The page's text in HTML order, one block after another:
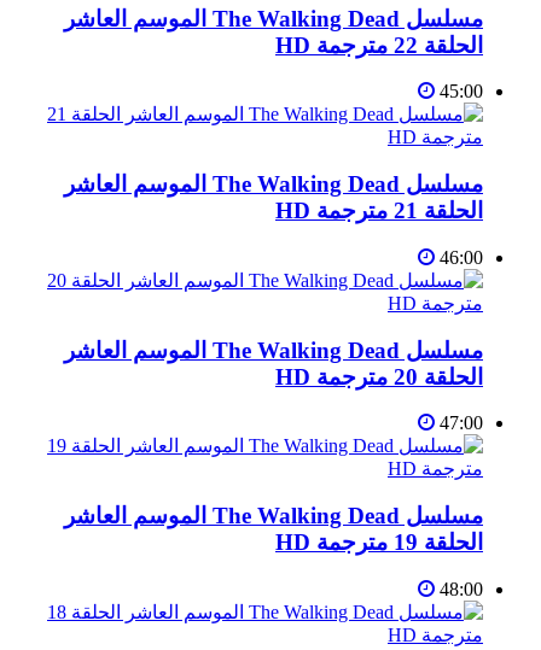
مسلسل The Walking Dead الموسم العاشر
الحلقة 22 مترجمة HD
45:00
مسلسل The Walking Dead الموسم العاشر
الحلقة 21 مترجمة HD
46:00
مسلسل The Walking Dead الموسم العاشر
الحلقة 20 مترجمة HD
47:00
مسلسل The Walking Dead الموسم العاشر
الحلقة 19 مترجمة HD
48:00